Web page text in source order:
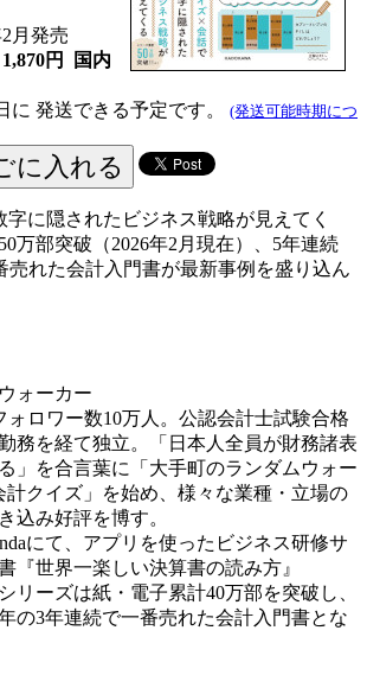
月発売
円
国内
に 発送できる予定です。 (発送可能時期につ
字に隠されたビジネス戦略が見えてく
万部突破（2026年2月現在）、5年連続
売れた会計入門書が最新事例を盛り込ん
ォーカー
ォロワー数10万人。公認会計士試験合格
務を経て独立。「日本人全員が財務諸表
」を合言葉に「大手町のランダムウォー
計クイズ」を始め、様々な業種・立場の
込み好評を博す。
にて、アプリを使ったビジネス研修サ
『世界一楽しい決算書の読み方』
リーズは紙・電子累計40万部を突破し、
の3年連続で一番売れた会計入門書とな